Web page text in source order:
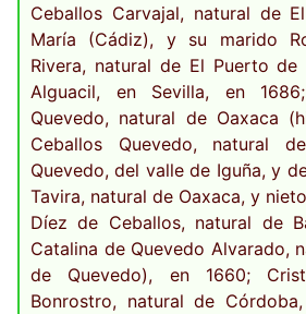
Ceballos Carvajal, natural de
María (Cádiz), y su marido
Rivera, natural de El Puerto de
Alguacil, en Sevilla, en
Quevedo, natural de Oaxaca
Ceballos Quevedo, natural
Quevedo, del valle de Iguña, y
Tavira, natural de Oaxaca, y
Díez de Ceballos, natural de
Catalina de Quevedo Alvarado,
de Quevedo), en 1660;
Bonrostro, natural de